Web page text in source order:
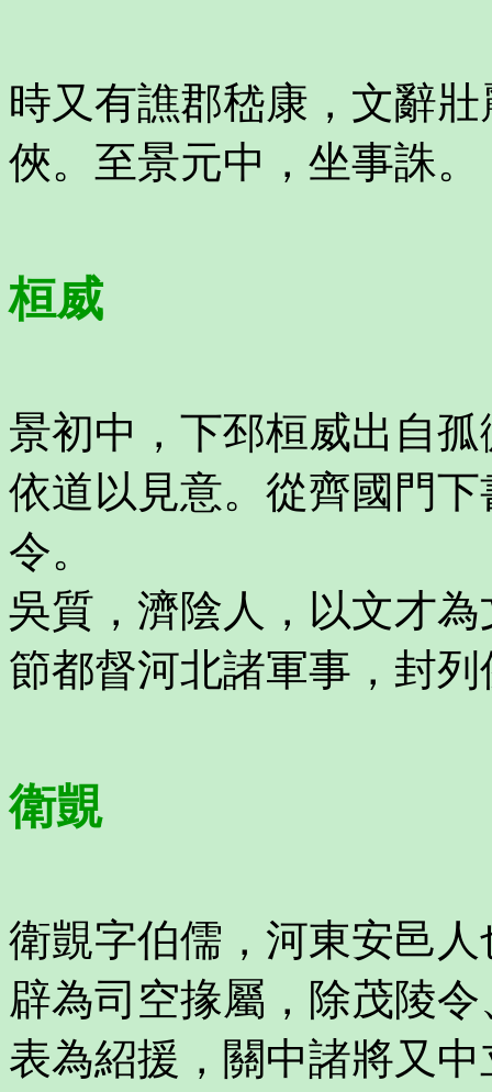
時又有譙郡嵇康，文辭
俠。至景元中，坐事誅。
桓威
景初中，下邳桓威出自
依道以見意。從齊國門
令。
吳質，濟陰人，以文才
節都督河北諸軍事，封列
衛覬
衛覬字伯儒，河東安邑
辟為司空掾屬，除茂陵
表為紹援，關中諸將又